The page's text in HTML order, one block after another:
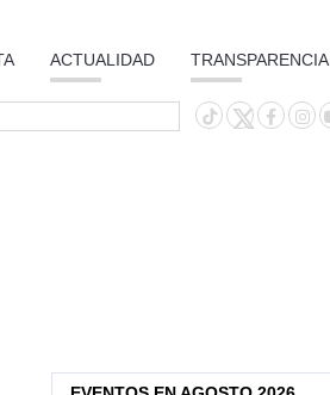
ACTUALIDAD TRANSPARENCIA